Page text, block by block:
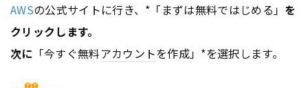
AWSの公式サイトに行き、*「まずは無料ではじめる」 を
クリックします。
次に 「今すぐ無料アカウントを作成」*を選択します。